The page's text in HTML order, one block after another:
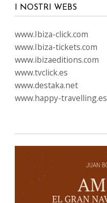
I NOSTRI WEBS
www.Ibiza-click.com
www.Ibiza-tickets.com
www.ibizaeditions.com
www.tvclick.es
www.destaka.net
www.happy-travelling.es